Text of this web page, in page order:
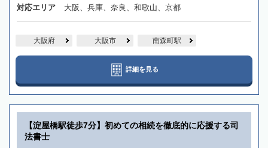
対応エリア 大阪、兵庫、奈良、和歌山、京都
大阪府 大阪市 南森町駅
詳細を見る
【淀屋橋駅徒歩7分】初めての相続を徹底的に応援する司
法書士